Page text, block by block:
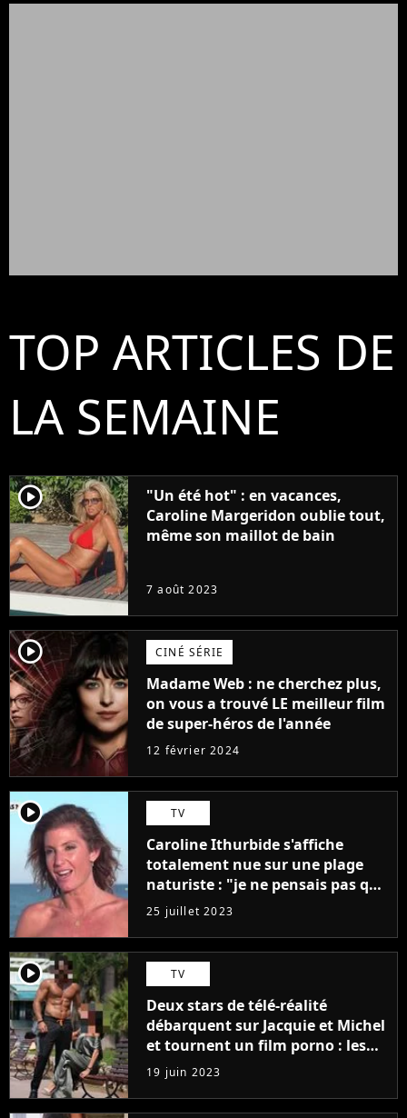
TOP ARTICLES DE
LA SEMAINE
player2
"Un été hot" : en vacances,
Caroline Margeridon oublie tout,
même son maillot de bain
7 août 2023
player2 CINÉ SÉRIE
Madame Web : ne cherchez plus,
on vous a trouvé LE meilleur film
de super-héros de l'année
12 février 2024
player2 TV
Caroline Ithurbide s'affiche
totalement nue sur une plage
naturiste : "je ne pensais pas que
j'arriverais à le faire..."
25 juillet 2023
player2 TV
Deux stars de télé-réalité
débarquent sur Jacquie et Michel
et tournent un film porno : les
premières images du tournage
(exclu)
19 juin 2023